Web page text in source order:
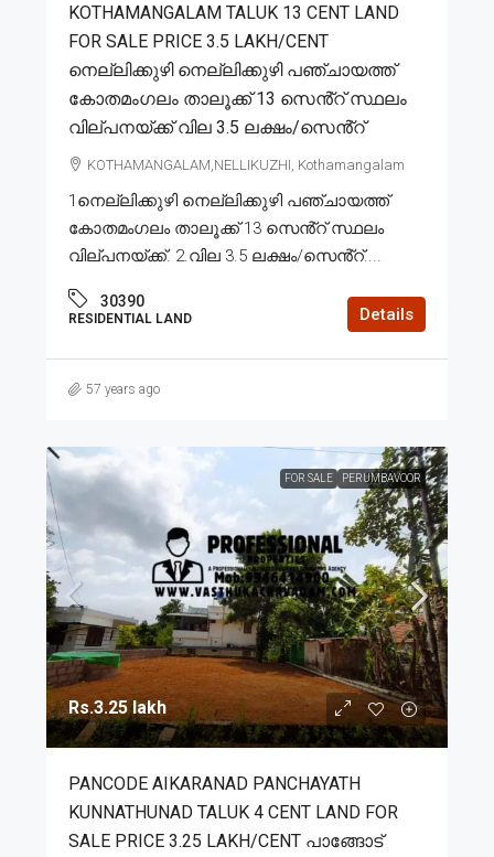
KOTHAMANGALAM TALUK 13 CENT LAND
FOR SALE PRICE 3.5 LAKH/CENT
നെല്ലിക്കുഴി നെല്ലിക്കുഴി പഞ്ചായത്ത്
കോതമംഗലം താലൂക്ക് 13 സെൻ്റ് സ്ഥലം
വില്പനയ്ക്ക് വില 3.5 ലക്ഷം/സെൻ്റ്
KOTHAMANGALAM,NELLIKUZHI, Kothamangalam
1നെല്ലിക്കുഴി നെല്ലിക്കുഴി പഞ്ചായത്ത്
കോതമംഗലം താലൂക്ക് 13 സെൻ്റ് സ്ഥലം
വില്പനയ്ക്ക്. 2.വില 3.5 ലക്ഷം/സെൻ്റ്....
30390
RESIDENTIAL LAND Details
57 years ago
FOR SALE PERUMBAVOOR
Rs.3.25 lakh
PANCODE AIKARANAD PANCHAYATH
KUNNATHUNAD TALUK 4 CENT LAND FOR
SALE PRICE 3.25 LAKH/CENT പാങ്ങോട്